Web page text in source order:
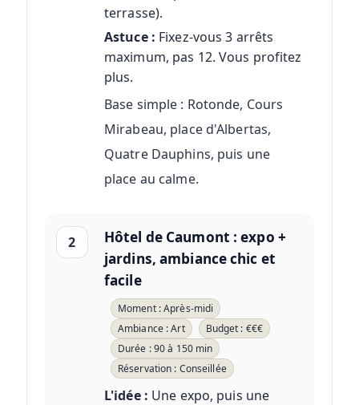
terrasse).
Astuce : Fixez-vous 3 arrêts
maximum, pas 12. Vous profitez
plus.
Base simple : Rotonde, Cours
Mirabeau, place d'Albertas,
Quatre Dauphins, puis une
place au calme.
2
Hôtel de Caumont : expo +
jardins, ambiance chic et
facile
Moment : Après-midi
Ambiance : Art
Budget : €€€
Durée : 90 à 150 min
Réservation : Conseillée
L'idée : Une expo, puis une